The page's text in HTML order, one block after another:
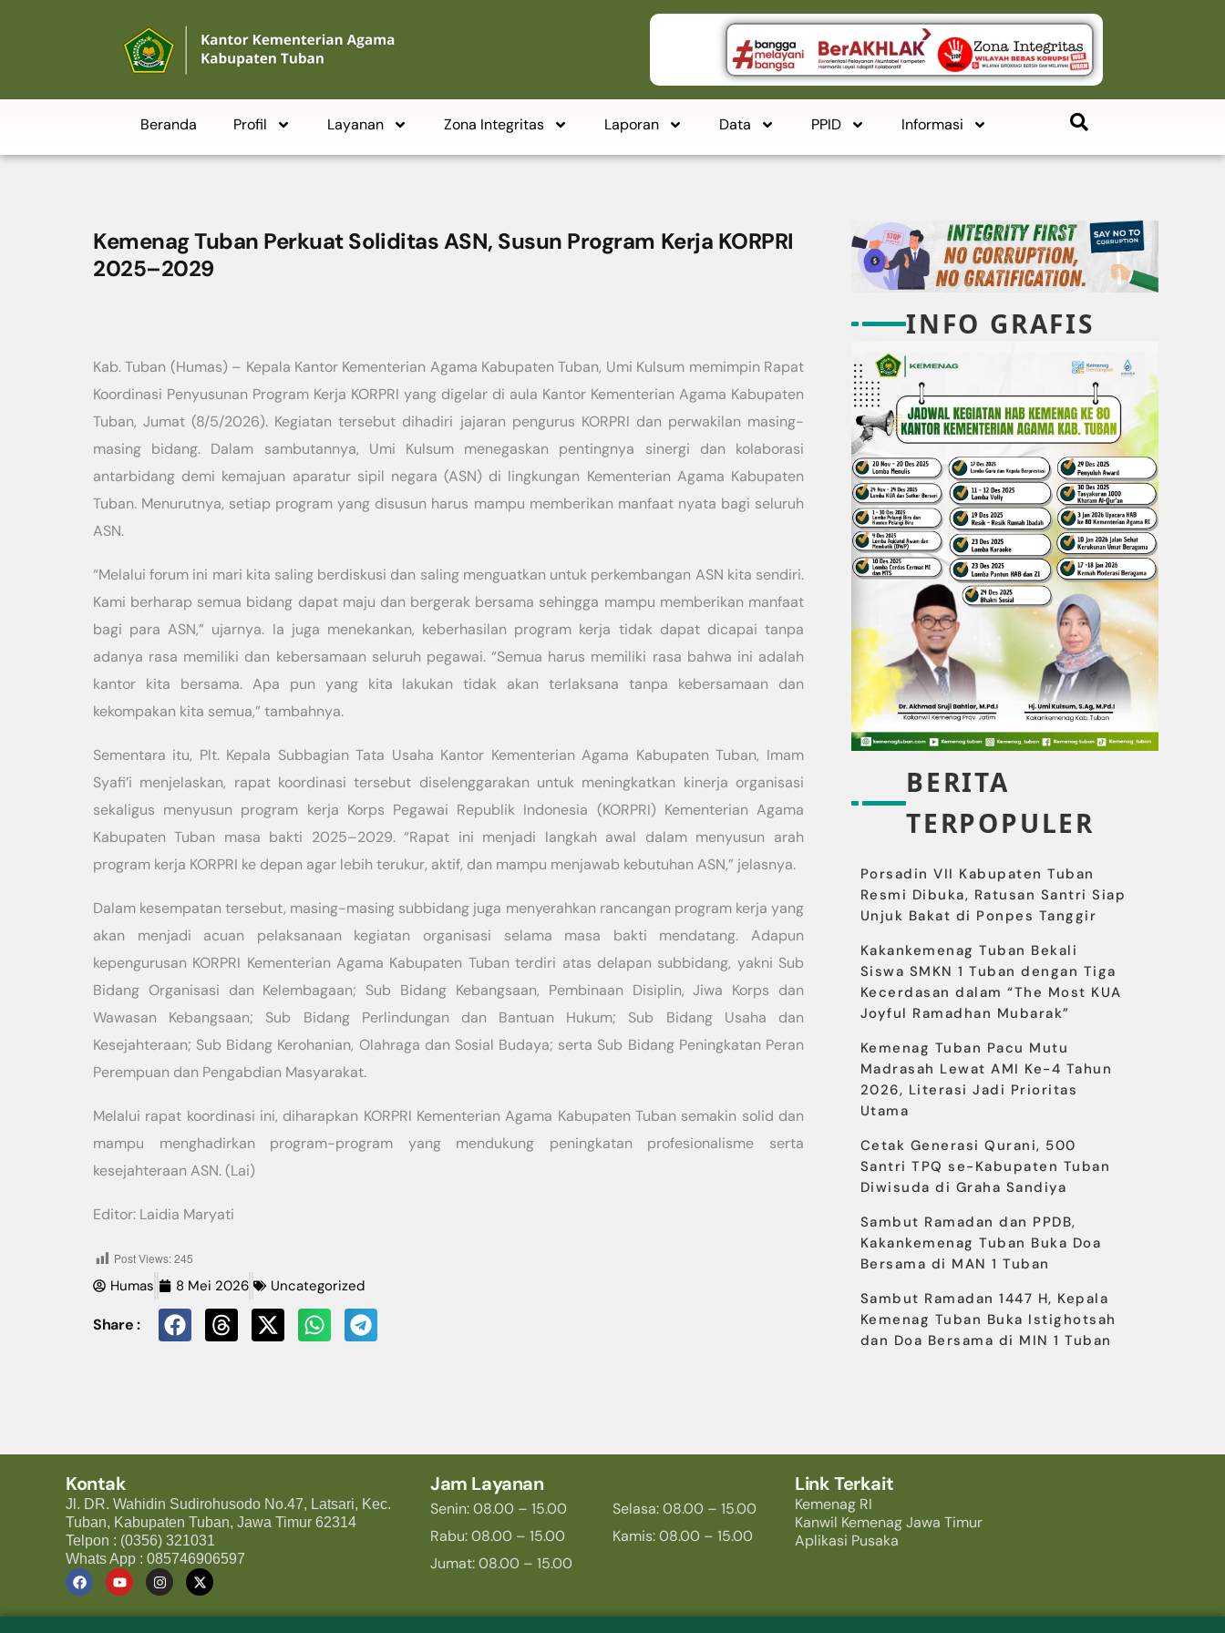
Beranda Profil Layanan Zona Integritas Laporan Data PPID Informasi
Kemenag Tuban Perkuat Soliditas ASN, Susun Program Kerja KORPRI
2025–2029
Kab. Tuban (Humas) – Kepala Kantor Kementerian Agama Kabupaten Tuban, Umi Kulsum memimpin Rapat
Koordinasi Penyusunan Program Kerja KORPRI yang digelar di aula Kantor Kementerian Agama Kabupaten
Tuban, Jumat (8/5/2026). Kegiatan tersebut dihadiri jajaran pengurus KORPRI dan perwakilan masing-
masing bidang. Dalam sambutannya, Umi Kulsum menegaskan pentingnya sinergi dan kolaborasi
antarbidang demi kemajuan aparatur sipil negara (ASN) di lingkungan Kementerian Agama Kabupaten
Tuban. Menurutnya, setiap program yang disusun harus mampu memberikan manfaat nyata bagi seluruh
ASN.
“Melalui forum ini mari kita saling berdiskusi dan saling menguatkan untuk perkembangan ASN kita sendiri.
Kami berharap semua bidang dapat maju dan bergerak bersama sehingga mampu memberikan manfaat
bagi para ASN,” ujarnya. Ia juga menekankan, keberhasilan program kerja tidak dapat dicapai tanpa
adanya rasa memiliki dan kebersamaan seluruh pegawai. “Semua harus memiliki rasa bahwa ini adalah
kantor kita bersama. Apa pun yang kita lakukan tidak akan terlaksana tanpa kebersamaan dan
kekompakan kita semua,” tambahnya.
Sementara itu, Plt. Kepala Subbagian Tata Usaha Kantor Kementerian Agama Kabupaten Tuban, Imam
Syafi’i menjelaskan, rapat koordinasi tersebut diselenggarakan untuk meningkatkan kinerja organisasi
sekaligus menyusun program kerja Korps Pegawai Republik Indonesia (KORPRI) Kementerian Agama
Kabupaten Tuban masa bakti 2025–2029. “Rapat ini menjadi langkah awal dalam menyusun arah
program kerja KORPRI ke depan agar lebih terukur, aktif, dan mampu menjawab kebutuhan ASN,” jelasnya.
Dalam kesempatan tersebut, masing-masing subbidang juga menyerahkan rancangan program kerja yang
akan menjadi acuan pelaksanaan kegiatan organisasi selama masa bakti mendatang. Adapun
kepengurusan KORPRI Kementerian Agama Kabupaten Tuban terdiri atas delapan subbidang, yakni Sub
Bidang Organisasi dan Kelembagaan; Sub Bidang Kebangsaan, Pembinaan Disiplin, Jiwa Korps dan
Wawasan Kebangsaan; Sub Bidang Perlindungan dan Bantuan Hukum; Sub Bidang Usaha dan
Kesejahteraan; Sub Bidang Kerohanian, Olahraga dan Sosial Budaya; serta Sub Bidang Peningkatan Peran
Perempuan dan Pengabdian Masyarakat.
Melalui rapat koordinasi ini, diharapkan KORPRI Kementerian Agama Kabupaten Tuban semakin solid dan
mampu menghadirkan program-program yang mendukung peningkatan profesionalisme serta
kesejahteraan ASN. (Lai)
Editor: Laidia Maryati
Post Views:245
Humas 8 Mei 2026 Uncategorized
Share :
INFO GRAFIS
BERITA
TERPOPULER
Porsadin VII Kabupaten Tuban
Resmi Dibuka, Ratusan Santri Siap
Unjuk Bakat di Ponpes Tanggir
Kakankemenag Tuban Bekali
Siswa SMKN 1 Tuban dengan Tiga
Kecerdasan dalam “The Most KUA
Joyful Ramadhan Mubarak”
Kemenag Tuban Pacu Mutu
Madrasah Lewat AMI Ke-4 Tahun
2026, Literasi Jadi Prioritas
Utama
Cetak Generasi Qurani, 500
Santri TPQ se-Kabupaten Tuban
Diwisuda di Graha Sandiya
Sambut Ramadan dan PPDB,
Kakankemenag Tuban Buka Doa
Bersama di MAN 1 Tuban
Sambut Ramadan 1447 H, Kepala
Kemenag Tuban Buka Istighotsah
dan Doa Bersama di MIN 1 Tuban
Kontak
Jl. DR. Wahidin Sudirohusodo No.47, Latsari, Kec.
Tuban, Kabupaten Tuban, Jawa Timur 62314
Telpon : (0356) 321031
Whats App : 085746906597
Jam Layanan
Senin: 08.00 – 15.00
Rabu: 08.00 – 15.00
Jumat: 08.00 – 15.00
Selasa: 08.00 – 15.00
Kamis: 08.00 – 15.00
Link Terkait
Kemenag RI
Kanwil Kemenag Jawa Timur
Aplikasi Pusaka